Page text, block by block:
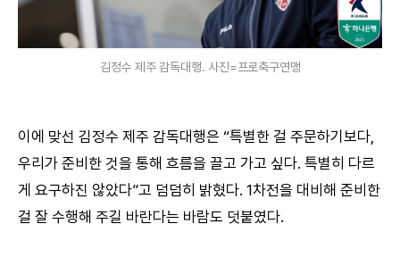
김정수 제주 감독대행. 사진=프로축구연맹
이에 맞선 김정수 제주 감독대행은 “특별한 걸 주문하기보다,
우리가 준비한 것을 통해 흐름을 끌고 가고 싶다. 특별히 다르
게 요구하진 않았다”고 덤덤히 밝혔다. 1차전을 대비해 준비한
걸 잘 수행해 주길 바란다는 바람도 덧붙였다.